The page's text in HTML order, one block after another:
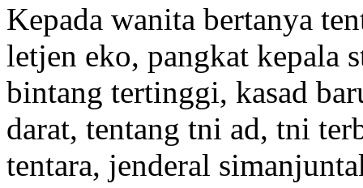
Kepada wanita bertanya
letjen eko, pangkat kepala
bintang tertinggi, kasad
darat, tentang tni ad, tni
tentara, jenderal